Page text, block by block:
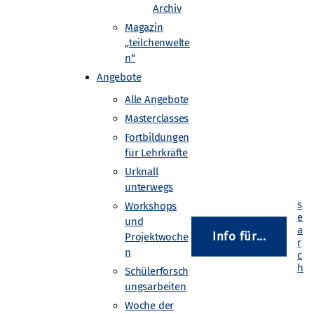
Archiv
Magazin
„teilchenwelte
n“
Angebote
Alle Angebote
Masterclasses
Fortbildungen
für Lehrkräfte
Urknall
unterwegs
Workshops
und
Projektwoche
n
Schülerforsch
ungsarbeiten
Woche der
Info für...